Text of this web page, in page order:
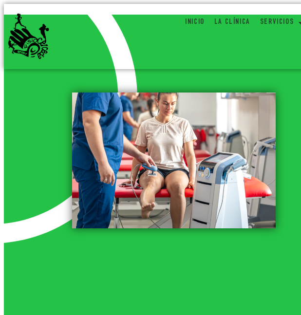
INICIO LA CLÍNICA SERVICIOS